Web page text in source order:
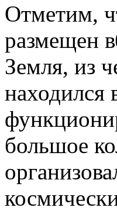
Отметим,
размещен
Земля, из
находился
большое